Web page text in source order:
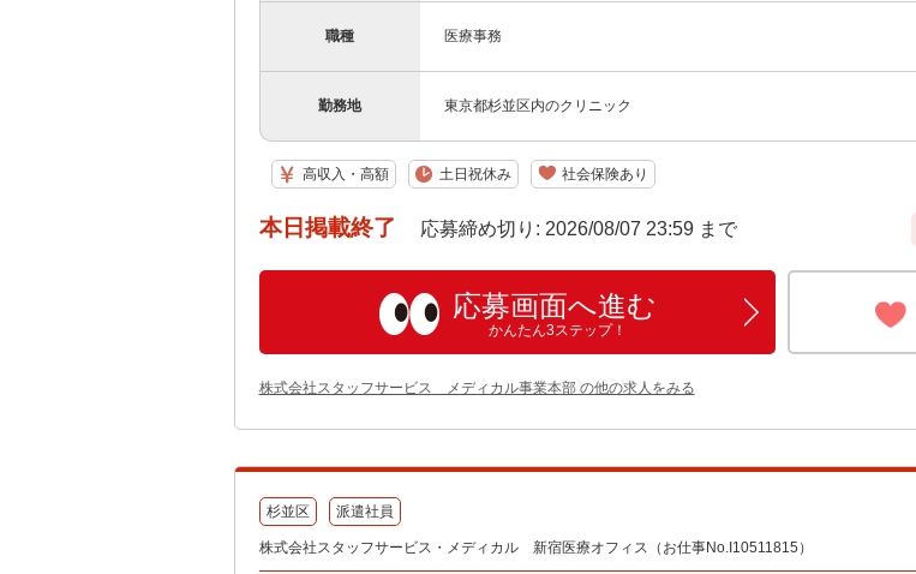
職種 医療事務
勤務地 東京都杉並区内のクリニック
高収入・高額 土日祝休み 社会保険あり
本日掲載終了 応募締め切り: 2026/08/07 23:59 まで
応募画面へ進む
かんたん3ステップ！
株式会社スタッフサービス メディカル事業本部 の他の求人をみる
杉並区 派遣社員
株式会社スタッフサービス・メディカル 新宿医療オフィス（お仕事No.I10511815）